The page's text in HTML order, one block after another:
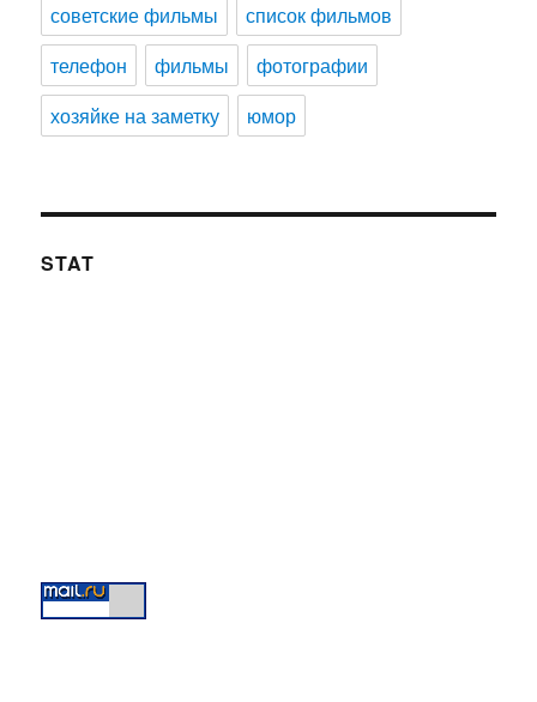
советские фильмы
список фильмов
телефон
фильмы
фотографии
хозяйке на заметку
юмор
STAT